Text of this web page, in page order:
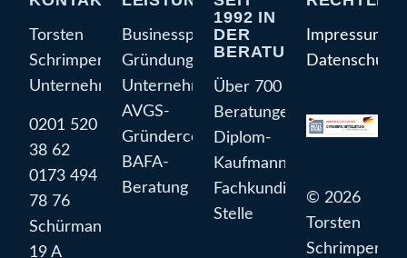
Torsten
Schrimper
Unternehmensberatung
0201 520
38 62
0173 494
78 76
Schürmannstraße
19 A
Businessplan
Gründungsberatung
Unternehmensberatung
AVGS-
Gründercoaching
BAFA-
Beratung
1992 IN
DER
BERATUNG
Über 700
Beratungen
Diplom-
Kaufmann
Fachkundige
Stelle
Impressum
© 2026
Torsten
Schrimper